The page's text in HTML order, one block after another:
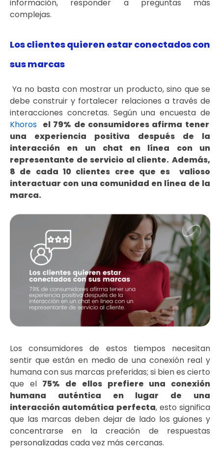
información, responder a preguntas más
complejas.
Los clientes quieren estar conectados con
sus marcas
Ya no basta con mostrar un producto, sino que se
debe construir y fortalecer relaciones a través de
interacciones concretas. Según una encuesta de
Khoros el 79% de consumidores afirma tener
una experiencia positiva después de la
interacción en un chat en línea con un
representante de servicio al cliente. Además,
8 de cada 10 clientes cree que es valioso
interactuar con una comunidad en línea de la
marca.
Los consumidores de estos tiempos necesitan
sentir que están en medio de una conexión real y
humana con sus marcas preferidas; si bien es cierto
que el 75% de ellos prefiere una conexión
humana auténtica en lugar de una
interacción automática perfecta, esto significa
que las marcas deben dejar de lado los guiones y
concentrarse en la creación de respuestas
personalizadas cada vez más cercanas.